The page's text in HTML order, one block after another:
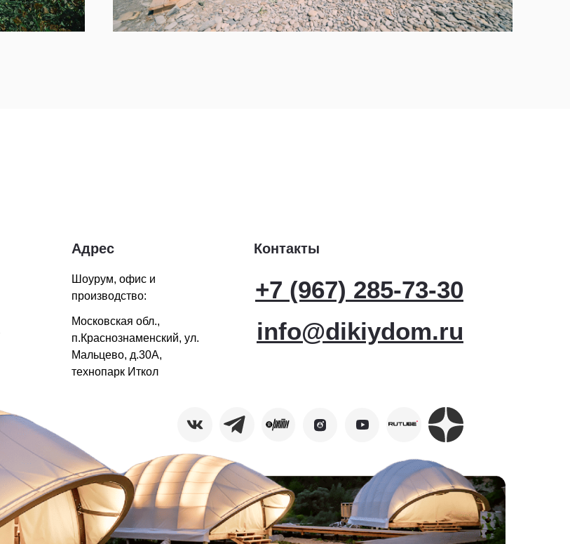
+7 (967) 285-73-30
Адрес
info@dikiydom.ru
Московская обл.,
п.Краснознаменский, ул.
Мальцево, д.30А,
технопарк Иткол
Контакты
Шоурум, офис и
производство: